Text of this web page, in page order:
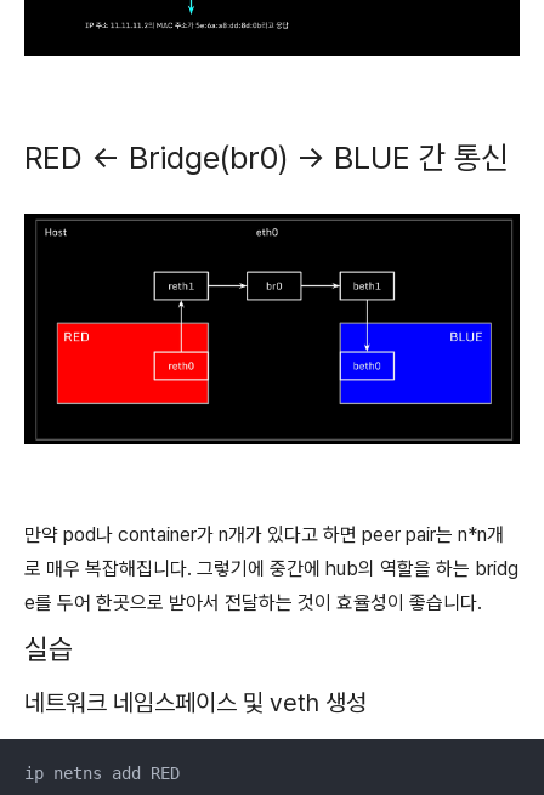
RED ← Bridge(br0) → BLUE 간 통신
만약 pod나 container가 n개가 있다고 하면 peer pair는 n*n개
로 매우 복잡해집니다. 그렇기에 중간에 hub의 역할을 하는 bridg
e를 두어 한곳으로 받아서 전달하는 것이 효율성이 좋습니다.
실습
네트워크 네임스페이스 및 veth 생성
ip netns add RED